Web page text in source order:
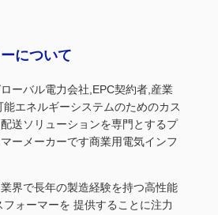
について
ーバル電力会社,EPC契約者,産業
エネルギーシステムのためのカス
送ソリューションを専門とするプ
ーメーカーです商業用電気インフ
界で長年の製造経験を持つ高性能
ォーマーを 提供することに注力